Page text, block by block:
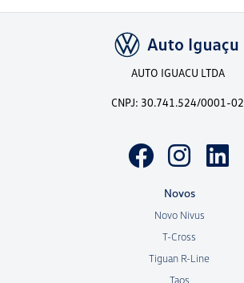
AUTO IGUACU LTDA
CNPJ: 30.741.524/0001-02
Novos
Novo Nivus
T-Cross
Tiguan R-Line
Taos